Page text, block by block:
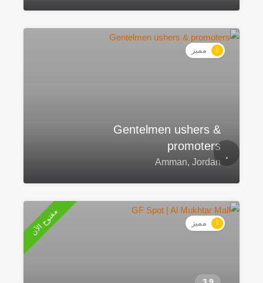
مميز
Gentelmen ushers &
promoters
Amman, Jordan
مميز مفتوح الآن